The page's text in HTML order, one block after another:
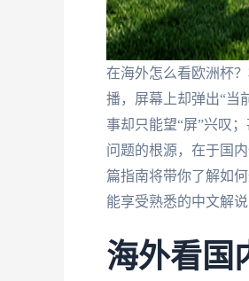
在海外怎么看欧洲杯
播，屏幕上却弹出“当
事却只能望“屏”兴叹；
问题的根源，在于国
篇指南将带你了解如
能享受熟悉的中文解
海外看国